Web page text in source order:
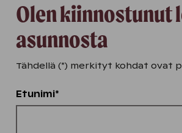
Olen kiinnostunut
asunnosta
Tähdellä (*) merkityt kohdat ovat
Etunimi*